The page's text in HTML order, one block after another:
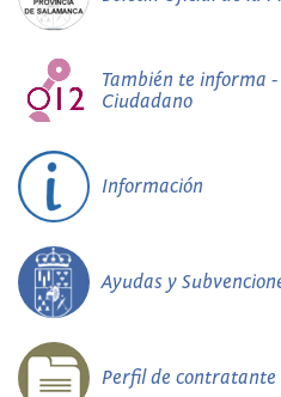
También te informa -
Ciudadano
Información
Ayudas y
Perfil de contratante